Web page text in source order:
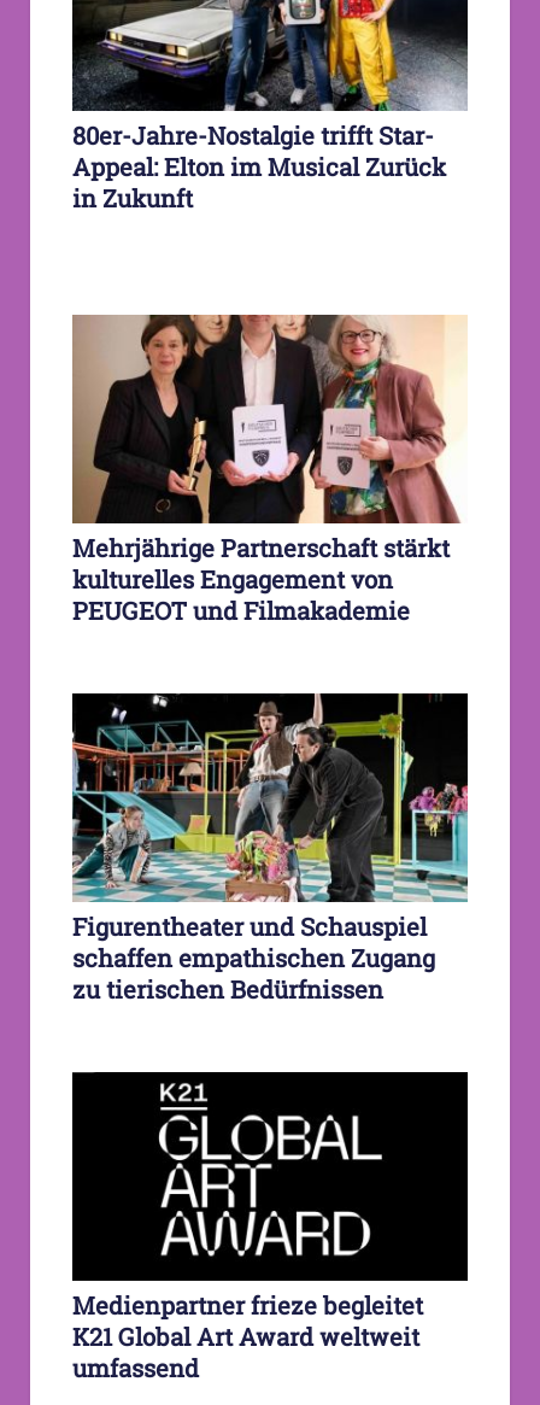
80er-Jahre-Nostalgie trifft Star-
Appeal: Elton im Musical Zurück
in Zukunft
Mehrjährige Partnerschaft stärkt
kulturelles Engagement von
PEUGEOT und Filmakademie
Figurentheater und Schauspiel
schaffen empathischen Zugang
zu tierischen Bedürfnissen
Medienpartner frieze begleitet
K21 Global Art Award weltweit
umfassend